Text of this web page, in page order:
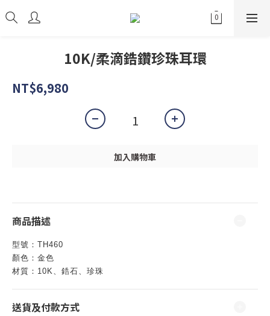
10K/柔滴鋯鑽珍珠耳環
NT$6,980
加入購物車
商品描述
型號： TH460
顏色：金色
材質：10K、鋯石、珍珠
送貨及付款方式